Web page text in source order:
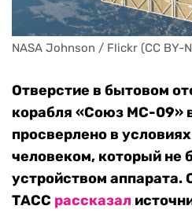
NASA Johnson / Flickr (CC BY-
Отверстие в бытовом
корабля «Союз МС-09»
просверлено в
человеком, который не
устройством аппарата.
ТАСС рассказал